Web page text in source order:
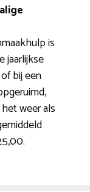
is
jaarlijkse
bij een
weer als